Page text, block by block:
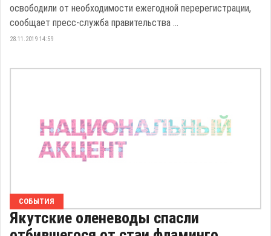
освободили от необходимости ежегодной перерегистрации,
сообщает пресс-служба правительства ...
28.11.2019 14:59
СОБЫТИЯ
Якутские оленеводы спасли